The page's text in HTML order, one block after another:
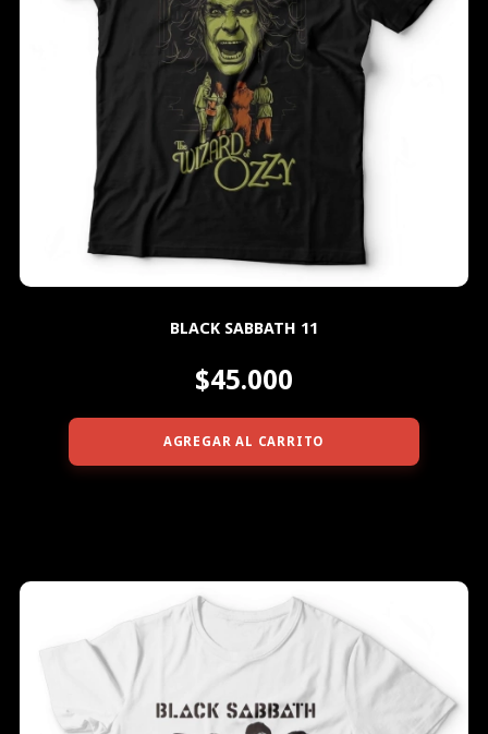
BLACK SABBATH 11
$45.000
AGREGAR AL CARRITO